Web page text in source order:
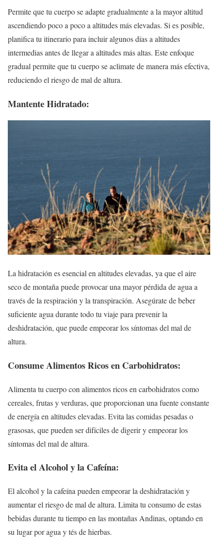
Permite que tu cuerpo se adapte gradualmente a la mayor altitud
ascendiendo poco a poco a altitudes más elevadas. Si es posible,
planifica tu itinerario para incluir algunos días a altitudes
intermedias antes de llegar a altitudes más altas. Este enfoque
gradual permite que tu cuerpo se aclimate de manera más efectiva,
reduciendo el riesgo de mal de altura.
Mantente Hidratado:
La hidratación es esencial en altitudes elevadas, ya que el aire
seco de montaña puede provocar una mayor pérdida de agua a
través de la respiración y la transpiración. Asegúrate de beber
suficiente agua durante todo tu viaje para prevenir la
deshidratación, que puede empeorar los síntomas del mal de
altura.
Consume Alimentos Ricos en Carbohidratos:
Alimenta tu cuerpo con alimentos ricos en carbohidratos como
cereales, frutas y verduras, que proporcionan una fuente constante
de energía en altitudes elevadas. Evita las comidas pesadas o
grasosas, que pueden ser difíciles de digerir y empeorar los
síntomas del mal de altura.
Evita el Alcohol y la Cafeína:
El alcohol y la cafeína pueden empeorar la deshidratación y
aumentar el riesgo de mal de altura. Limita tu consumo de estas
bebidas durante tu tiempo en las montañas Andinas, optando en
su lugar por agua y tés de hierbas.